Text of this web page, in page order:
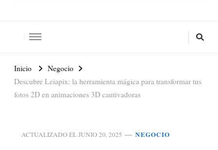
Inicio
Negocio
Descubre Leiapix: la herramienta mágica para transformar tus
fotos 2D en animaciones 3D cautivadoras
ACTUALIZADO ELJUNIO 20, 2025 NEGOCIO